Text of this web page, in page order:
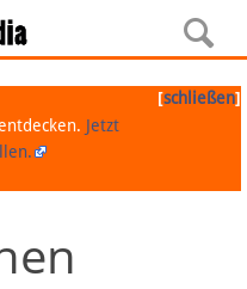
[schließen]
Jetzt